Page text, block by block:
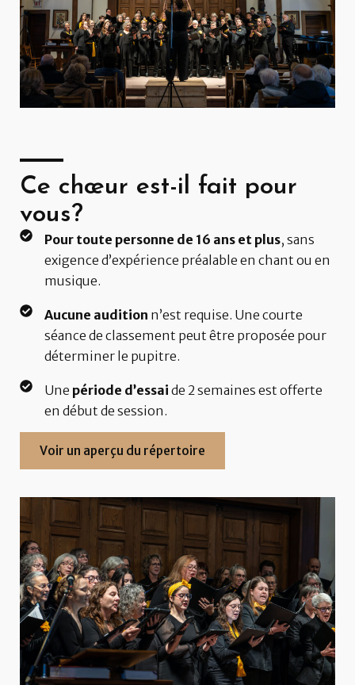
Ce chœur est-il fait pour
vous?
Pour toute personne de 16 ans et plus, sans
exigence d’expérience préalable en chant ou en
musique.
Aucune audition n’est requise. Une courte
séance de classement peut être proposée pour
déterminer le pupitre.
Une période d’essai de 2 semaines est offerte
en début de session.
Voir un aperçu du répertoire